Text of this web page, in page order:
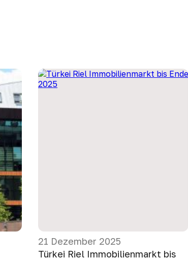
21 Dezember 2025
Türkei Riel Immobilienmarkt bis